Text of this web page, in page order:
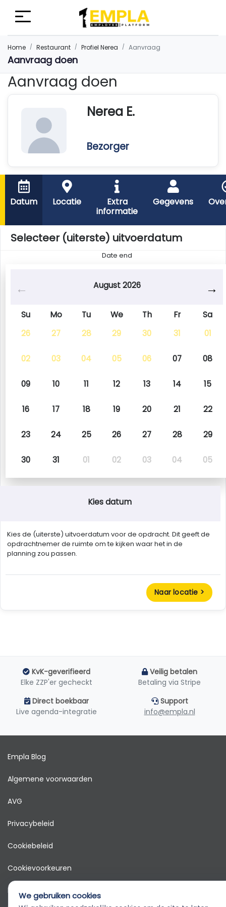
Home Restaurant Profiel Nerea Aanvraag
Aanvraag doen
Aanvraag doen
Nerea E.
Bezorger
Datum Locatie
Extra
informatie
Gegevens
Selecteer (uiterste) uitvoerdatum
Date end
August 2026
Su Mo Tu We Th Fr
Sa
26
27 28 29 30 31 01
02 03 04 05 06 07 08
09 10 11 12 13 14 15
16 17 18 19 20 21 22
23 24 25 26 27 28 29
30 31 01 02 03 04 05
Kies datum
Kies de (uiterste) uitvoerdatum voor de opdracht. Dit geeft de
opdrachtnemer de ruimte om te kijken waar het in de
planning zou passen.
Naar locatie >
KvK-geverifieerd
Elke ZZP'er gecheckt
Veilig betalen
Betaling via Stripe
Direct boekbaar
Live agenda-integratie
Support
info@empla.nl
Empla Blog
Algemene voorwaarden
AVG
Privacybeleid
Cookiebeleid
Cookievoorkeuren
Klantenservice
We gebruiken cookies